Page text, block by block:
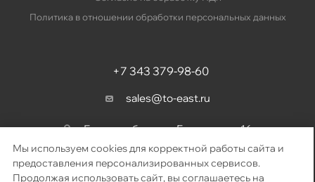
Мы используем cookies для корректной работы сайта и
предоставления персонализированных сервисов.
Продолжая использовать сайт, вы соглашаетесь на
Политика в отношении обработки персональных данных
+7 343 379-98-60
sales@to-east.ru
Екатеринбург, ул. Барвинка, д. 16